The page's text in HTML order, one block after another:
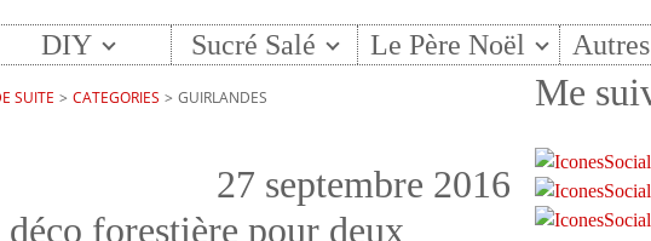
DIY Sucré Salé Le Père Noël
SUITE > CATEGORIES > GUIRLANDES
27 septembre 2016
forestière pour deux
Me